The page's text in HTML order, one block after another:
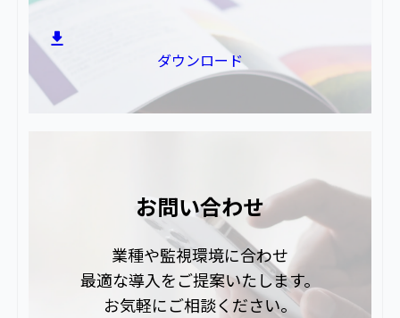
ダウンロード
お問い合わせ
業種や監視環境に合わせ
最適な導入をご提案いたします。
お気軽にご相談ください。